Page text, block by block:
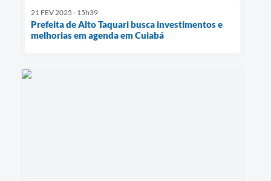
21 FEV 2025 - 15h39
Prefeita de Alto Taquari busca investimentos e
melhorias em agenda em Cuiabá